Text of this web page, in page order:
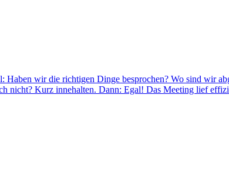
wir die richtigen Dinge besprochen? Wo sind wir
nicht? Kurz innehalten. Dann: Egal! Das Meeting lief